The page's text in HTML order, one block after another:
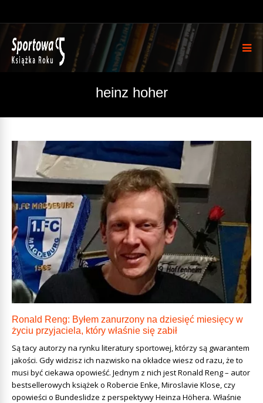
heinz hoher
Ronald Reng: Byłem zanurzony na dziesięć miesięcy w
życiu przyjaciela, który właśnie się zabił
Są tacy autorzy na rynku literatury sportowej, którzy są gwarantem
jakości. Gdy widzisz ich nazwisko na okładce wiesz od razu, że to
musi być ciekawa opowieść. Jednym z nich jest Ronald Reng – autor
bestsellerowych książek o Robercie Enke, Miroslavie Klose, czy
opowieści o Bundeslidze z perspektywy Heinza Höhera. Właśnie